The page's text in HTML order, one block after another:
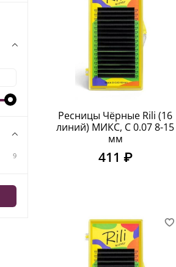
Ресницы Чёрные Rili (16
линий) МИКС, C 0.07 8-15
мм
411 ₽
9